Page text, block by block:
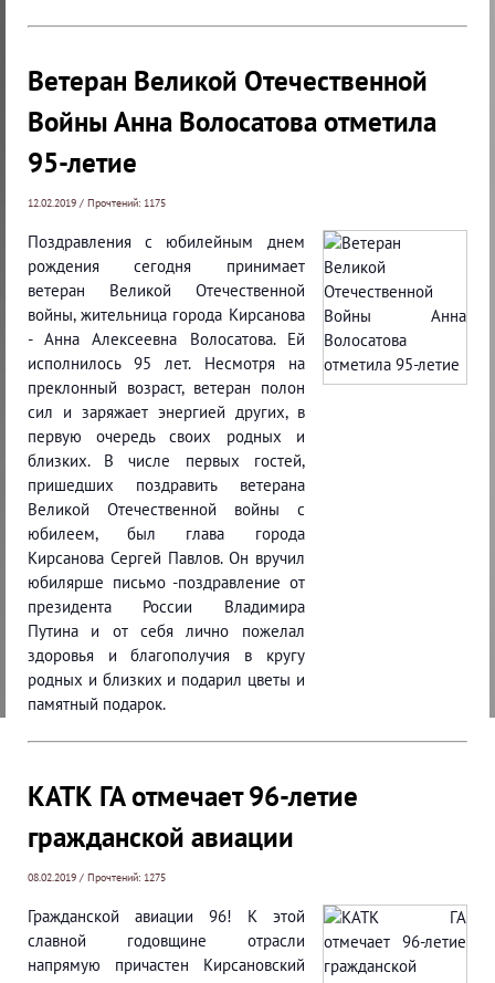
Ветеран Великой Отечественной
Войны Анна Волосатова отметила
95-летие
12.02.2019 / Прочтений: 1175
Поздравления с юбилейным днем
рождения сегодня принимает
ветеран Великой Отечественной
войны, жительница города Кирсанова
- Анна Алексеевна Волосатова. Ей
исполнилось 95 лет. Несмотря на
преклонный возраст, ветеран полон
сил и заряжает энергией других, в
первую очередь своих родных и
близких. В числе первых гостей,
пришедших поздравить ветерана
Великой Отечественной войны с
юбилеем, был глава города
Кирсанова Сергей Павлов. Он вручил
юбилярше письмо -поздравление от
президента России Владимира
Путина и от себя лично пожелал
здоровья и благополучия в кругу
родных и близких и подарил цветы и
памятный подарок.
КАТК ГА отмечает 96-летие
гражданской авиации
08.02.2019 / Прочтений: 1275
Гражданской авиации 96! К этой
славной годовщине отрасли
напрямую причастен Кирсановский